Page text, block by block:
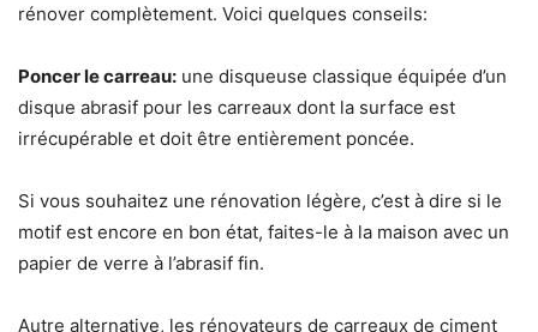
rénover complètement. Voici quelques conseils:
Poncer le carreau: une disqueuse classique équipée d’un
disque abrasif pour les carreaux dont la surface est
irrécupérable et doit être entièrement poncée.
Si vous souhaitez une rénovation légère, c’est à dire si le
motif est encore en bon état, faites-le à la maison avec un
papier de verre à l’abrasif fin.
Autre alternative, les rénovateurs de carreaux de ciment